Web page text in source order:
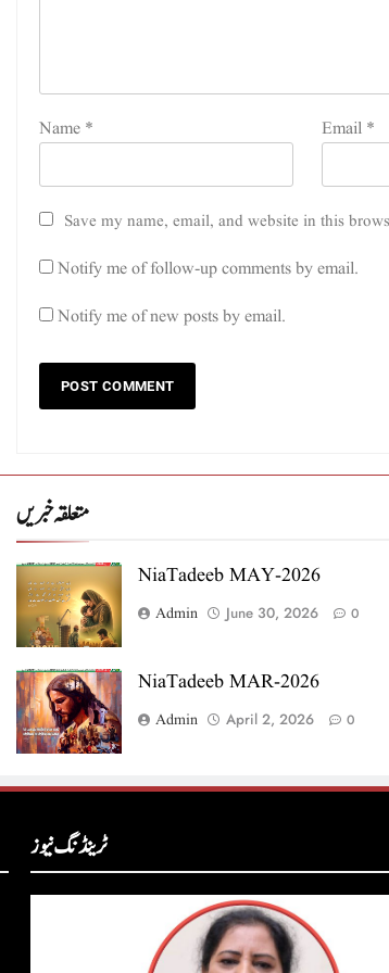
Name * Email *
Save my name, email, and website in this
Notify me of follow-up comments by email.
Notify me of new posts by email.
متعلقہ خبریں
NiaTadeeb MAY-2026
Admin June 30, 2026 0
NiaTadeeb MAR-2026
Admin April 2, 2026 0
ٹرینڈنگ نیوز